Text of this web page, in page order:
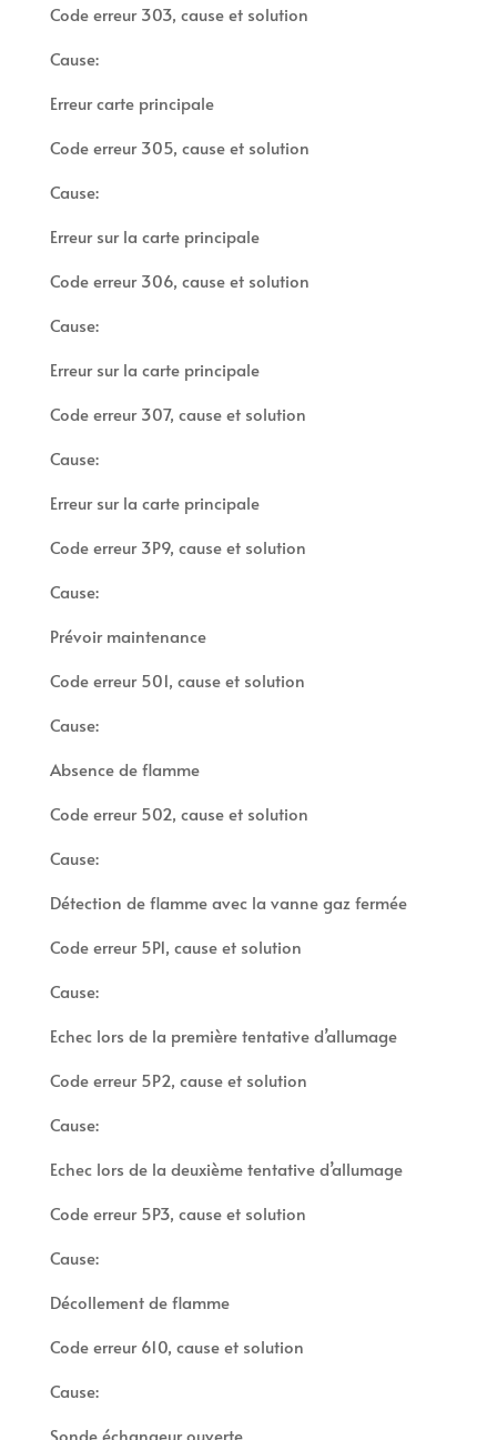
Code erreur 303, cause et solution
Cause:
Erreur carte principale
Code erreur 305, cause et solution
Cause:
Erreur sur la carte principale
Code erreur 306, cause et solution
Cause:
Erreur sur la carte principale
Code erreur 307, cause et solution
Cause:
Erreur sur la carte principale
Code erreur 3P9, cause et solution
Cause:
Prévoir maintenance
Code erreur 501, cause et solution
Cause:
Absence de flamme
Code erreur 502, cause et solution
Cause:
Détection de flamme avec la vanne gaz fermée
Code erreur 5P1, cause et solution
Cause:
Echec lors de la première tentative d’allumage
Code erreur 5P2, cause et solution
Cause:
Echec lors de la deuxième tentative d’allumage
Code erreur 5P3, cause et solution
Cause:
Décollement de flamme
Code erreur 610, cause et solution
Cause:
Sonde échangeur ouverte